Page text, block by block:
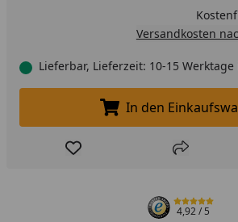
Versandkosten
Lieferbar, Lieferzeit: 10-15
In den
In den
Produkt zur Wunschliste
Teilen
4,92/ 5